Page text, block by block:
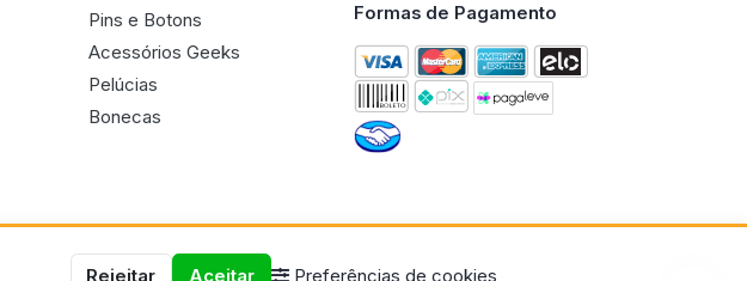
Rejeitar Aceitar Preferências de cookies
Pins e Botons
Acessórios Geeks
Pelúcias
Bonecas
Formas de Pagamento